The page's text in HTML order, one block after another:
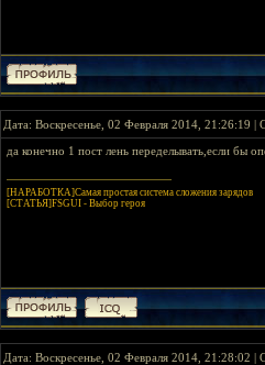
Дата: Воскресенье, 02 Февраля 2014, 21:26:19 |
да конечно 1 пост лень переделывать,если бы
[НАРАБОТКА]Самая простая система сложения зарядов
[СТАТЬЯ]FSGUI - Выбор героя
Дата: Воскресенье, 02 Февраля 2014, 21:28:02 |